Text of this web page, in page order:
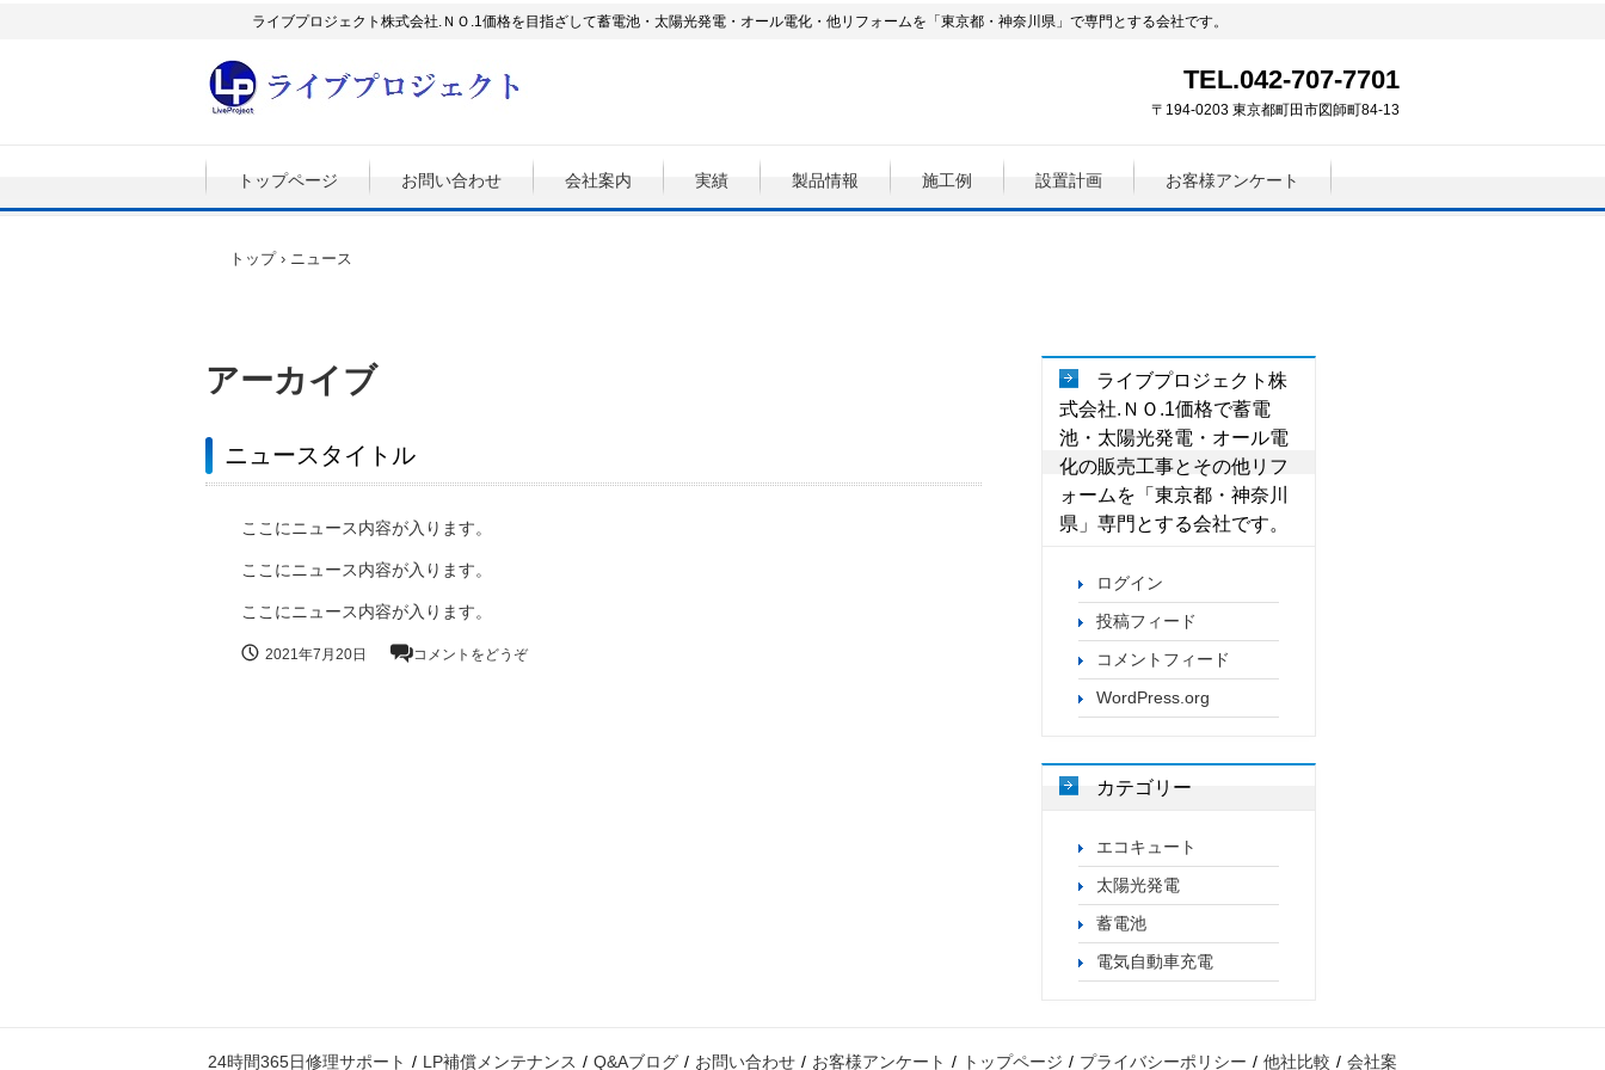
ライブプロジェクト株式会社.ＮＯ.1価格を目指ざして蓄電池・太陽光発電・オール電化・他リフォームを「東京都・神奈川県」で専門とする会社です。
TEL.042-707-7701
〒194-0203 東京都町田市図師町84-13
トップページ お問い合わせ 会社案内 実績 製品情報 施工例 設置計画 お客様アンケート
トップ › ニュース
アーカイブ
ニュースタイトル
ここにニュース内容が入ります。
ここにニュース内容が入ります。
ここにニュース内容が入ります。
2021年7月20日 コメントをどうぞ
ライブプロジェクト株
式会社.ＮＯ.1価格で蓄電
池・太陽光発電・オール電
化の販売工事とその他リフ
ォームを「東京都・神奈川
県」専門とする会社です。
ログイン
投稿フィード
コメントフィード
WordPress.org
カテゴリー
エコキュート
太陽光発電
蓄電池
電気自動車充電
24時間365日修理サポート LP補償メンテナンス Q&Aブログ お問い合わせ お客様アンケート トップページ プライバシーポリシー 他社比較 会社案